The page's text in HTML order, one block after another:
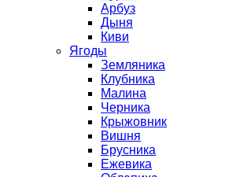
Арбуз
Дыня
Киви
Ягоды
Земляника
Клубника
Малина
Черника
Крыжовник
Вишня
Брусника
Ежевика